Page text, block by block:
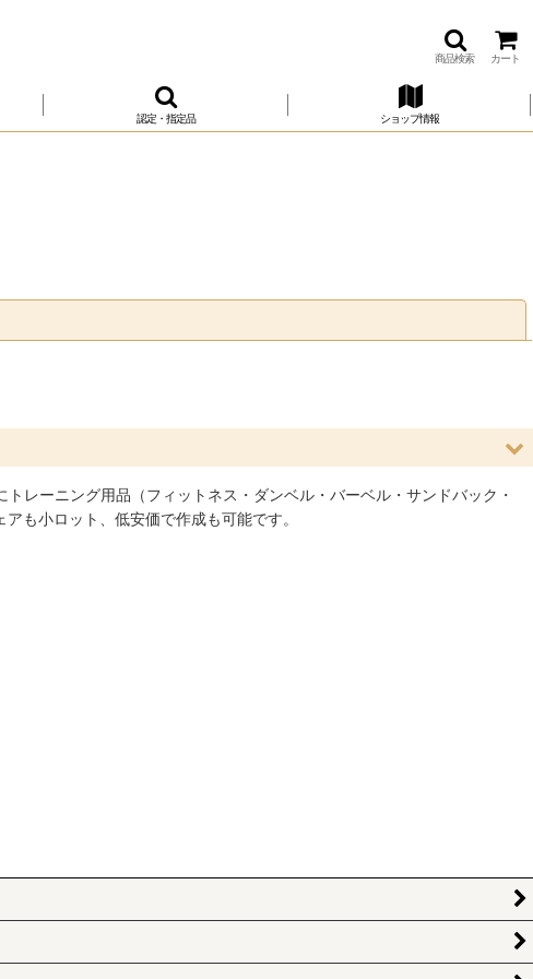
商品検索 カート
認定・指定品 ショップ情報
レーニング用品（フィットネス・ダンベル・バーベル・サンドバック・
も小ロット、低安価で作成も可能です。